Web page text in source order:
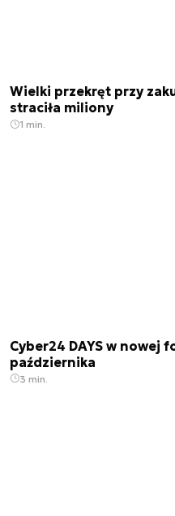
Wielki przekręt przy
straciła miliony
1 min.
Cyber24 DAYS w nowej
października
3 min.